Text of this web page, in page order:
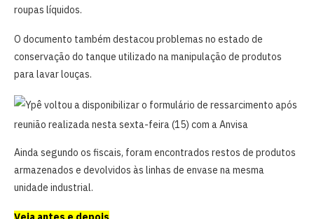
roupas líquidos.
O documento também destacou problemas no estado de
conservação do tanque utilizado na manipulação de produtos
para lavar louças.
Ainda segundo os fiscais, foram encontrados restos de produtos
armazenados e devolvidos às linhas de envase na mesma
unidade industrial.